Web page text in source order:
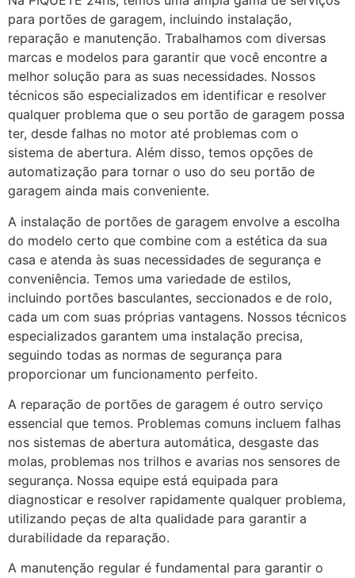
para portões de garagem, incluindo instalação,
reparação e manutenção. Trabalhamos com diversas
marcas e modelos para garantir que você encontre a
melhor solução para as suas necessidades. Nossos
técnicos são especializados em identificar e resolver
qualquer problema que o seu portão de garagem possa
ter, desde falhas no motor até problemas com o
sistema de abertura. Além disso, temos opções de
automatização para tornar o uso do seu portão de
garagem ainda mais conveniente.
A instalação de portões de garagem envolve a escolha
do modelo certo que combine com a estética da sua
casa e atenda às suas necessidades de segurança e
conveniência. Temos uma variedade de estilos,
incluindo portões basculantes, seccionados e de rolo,
cada um com suas próprias vantagens. Nossos técnicos
especializados garantem uma instalação precisa,
seguindo todas as normas de segurança para
proporcionar um funcionamento perfeito.
A reparação de portões de garagem é outro serviço
essencial que temos. Problemas comuns incluem falhas
nos sistemas de abertura automática, desgaste das
molas, problemas nos trilhos e avarias nos sensores de
segurança. Nossa equipe está equipada para
diagnosticar e resolver rapidamente qualquer problema,
utilizando peças de alta qualidade para garantir a
durabilidade da reparação.
A manutenção regular é fundamental para garantir o